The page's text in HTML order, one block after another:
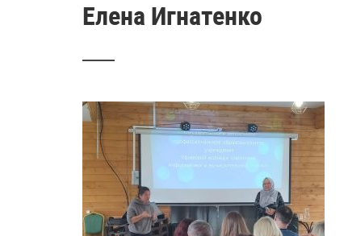
Елена Игнатенко